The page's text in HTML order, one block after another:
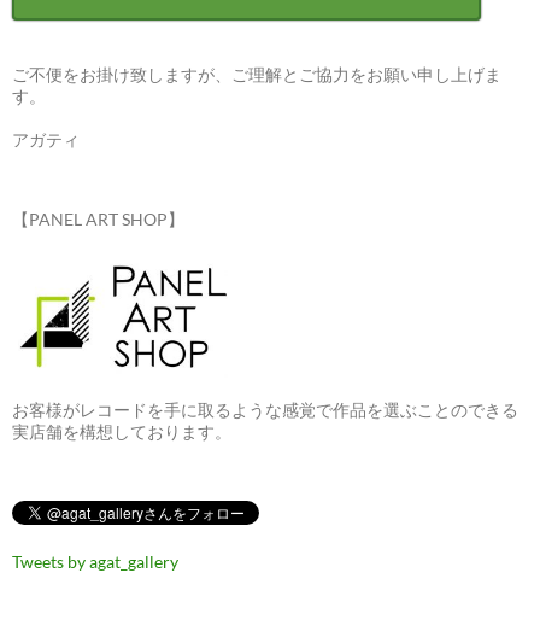
ご不便をお掛け致しますが、ご理解とご協力をお願い申し上げま
す。
アガティ
【PANEL ART SHOP】
お客様がレコードを手に取るような感覚で作品を選ぶことのできる
実店舗を構想しております。
Tweets by agat_gallery